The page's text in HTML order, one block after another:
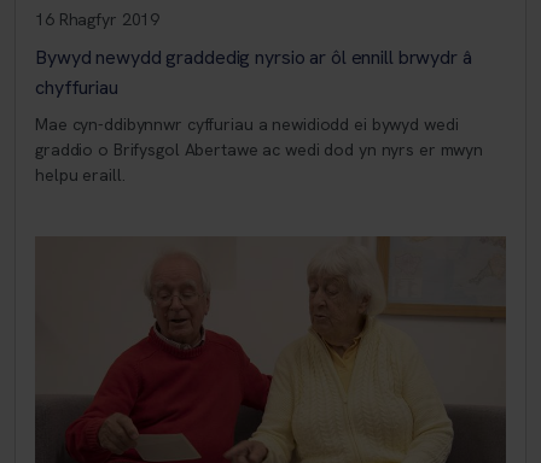
16 Rhagfyr 2019
Bywyd newydd graddedig nyrsio ar ôl ennill brwydr â
chyffuriau
Mae cyn-ddibynnwr cyffuriau a newidiodd ei bywyd wedi
graddio o Brifysgol Abertawe ac wedi dod yn nyrs er mwyn
helpu eraill.